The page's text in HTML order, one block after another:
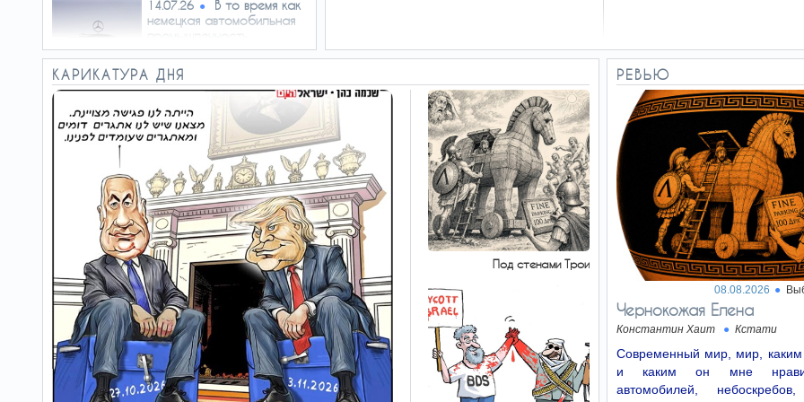
14.07.26
В то время как
немецкая автомобильная
сокращается…
Бум военного строительства
затрагивает не одну компанию. Берлинский
производитель дронов Stark…
12.07.26
Тогда Айзенкот
Правильно ли Азария
стрелял, или неправильно?
Нарушил ли приказ, или
действовал правильно, по…
Вельможа, юморист и
правдоруб
Он футболист, флейтист и актер. И он пишет
историю чемпионата мира с царственным
достоинством…
07.07.26
Как Трамп отменил красную
карточку
Скандал вызвало то, что дисквалификация
Балогуна была приостановлена из-за личного
КАРИКАТУРА ДНЯ
Под стенами Трои
РЕВЬЮ
08.08.2026
Чернокожая Елена
Константин Хаит Кстати
Современный мир, мир, каким
и каким он мне
автомобилей,